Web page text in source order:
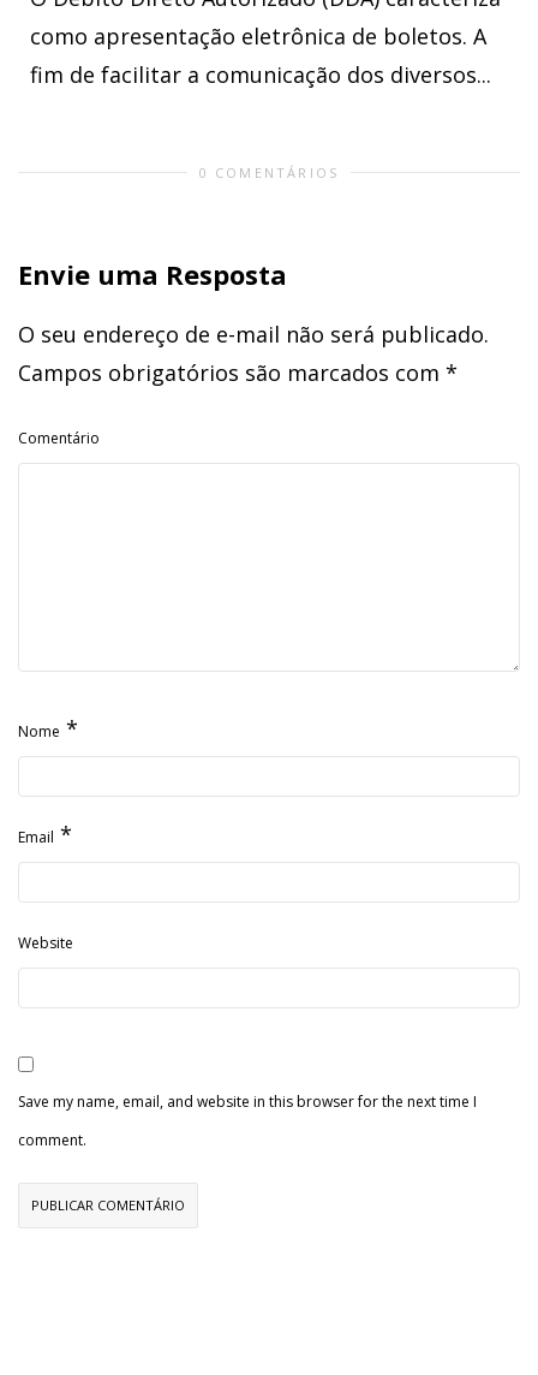
como apresentação eletrônica de boletos. A
fim de facilitar a comunicação dos diversos...
0 COMENTÁRIOS
Envie uma Resposta
O seu endereço de e-mail não será publicado.
Campos obrigatórios são marcados com *
Comentário
Nome *
Email *
Website
Save my name, email, and website in this browser for the next time I
comment.